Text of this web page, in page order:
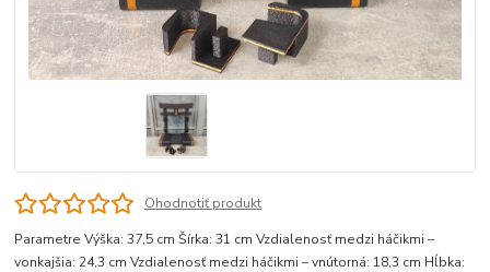
Ohodnotiť produkt
Parametre Výška: 37,5 cm Šírka: 31 cm Vzdialenosť medzi háčikmi –
vonkajšia: 24,3 cm Vzdialenosť medzi háčikmi – vnútorná: 18,3 cm Hĺbka: